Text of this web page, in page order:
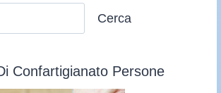
Cerca
Confartigianato Persone